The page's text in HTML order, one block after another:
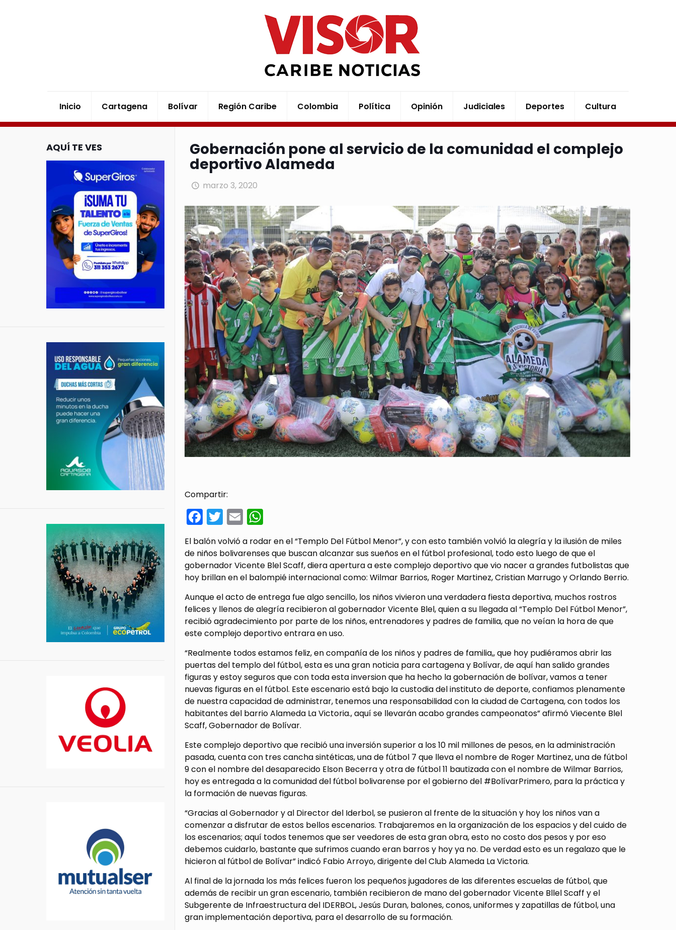
Inicio Cartagena Bolívar Región Caribe Colombia Política Opinión Judiciales Deportes Cultura
Gobernación pone al servicio de la comunidad el complejo
deportivo Alameda
marzo 3, 2020
Compartir:
Facebook
Twitter
Email
El balón volvió a rodar en el “Templo Del Fútbol Menor”, y con esto también volvió la alegría y la ilusión de miles
de niños bolivarenses que buscan alcanzar sus sueños en el fútbol profesional, todo esto luego de que el
gobernador Vicente Blel Scaff, diera apertura a este complejo deportivo que vio nacer a grandes futbolistas que
hoy brillan en el balompié internacional como: Wilmar Barrios, Roger Martinez, Cristian Marrugo y Orlando Berrio.
Aunque el acto de entrega fue algo sencillo, los niños vivieron una verdadera fiesta deportiva, muchos rostros
felices y llenos de alegría recibieron al gobernador Vicente Blel, quien a su llegada al “Templo Del Fútbol Menor”,
recibió agradecimiento por parte de los niños, entrenadores y padres de familia, que no veían la hora de que
este complejo deportivo entrara en uso.
“Realmente todos estamos feliz, en compañía de los niños y padres de familia,, que hoy pudiéramos abrir las
puertas del templo del fútbol, esta es una gran noticia para cartagena y Bolívar, de aquí han salido grandes
figuras y estoy seguros que con toda esta inversion que ha hecho la gobernación de bolívar, vamos a tener
nuevas figuras en el fútbol. Este escenario está bajo la custodia del instituto de deporte, confiamos plenamente
de nuestra capacidad de administrar, tenemos una responsabilidad con la ciudad de Cartagena, con todos los
habitantes del barrio Alameda La Victoria., aquí se llevarán acabo grandes campeonatos” afirmó Viecente Blel
Scaff, Gobernador de Bolívar.
Este complejo deportivo que recibió una inversión superior a los 10 mil millones de pesos, en la administración
pasada, cuenta con tres cancha sintéticas, una de fútbol 7 que lleva el nombre de Roger Martinez, una de fútbol
9 con el nombre del desaparecido Elson Becerra y otra de fútbol 11 bautizada con el nombre de Wilmar Barrios,
hoy es entregada a la comunidad del fútbol bolivarense por el gobierno del #BolívarPrimero, para la práctica y
la formación de nuevas figuras.
“Gracias al Gobernador y al Director del Iderbol, se pusieron al frente de la situación y hoy los niños van a
comenzar a disfrutar de estos bellos escenarios. Trabajaremos en la organización de los espacios y del cuido de
los escenarios; aquí todos tenemos que ser veedores de esta gran obra, esto no costo dos pesos y por eso
debemos cuidarlo, bastante que sufrimos cuando eran barros y hoy ya no. De verdad esto es un regalazo que le
hicieron al fútbol de Bolívar” indicó Fabio Arroyo, dirigente del Club Alameda La Victoria.
Al final de la jornada los más felices fueron los pequeños jugadores de las diferentes escuelas de fútbol, que
además de recibir un gran escenario, también recibieron de mano del gobernador Vicente Bllel Scaff y el
Subgerente de Infraestructura del IDERBOL, Jesús Duran, balones, conos, uniformes y zapatillas de fútbol, una
gran implementación deportiva, para el desarrollo de su formación.
AQUÍ TE VES